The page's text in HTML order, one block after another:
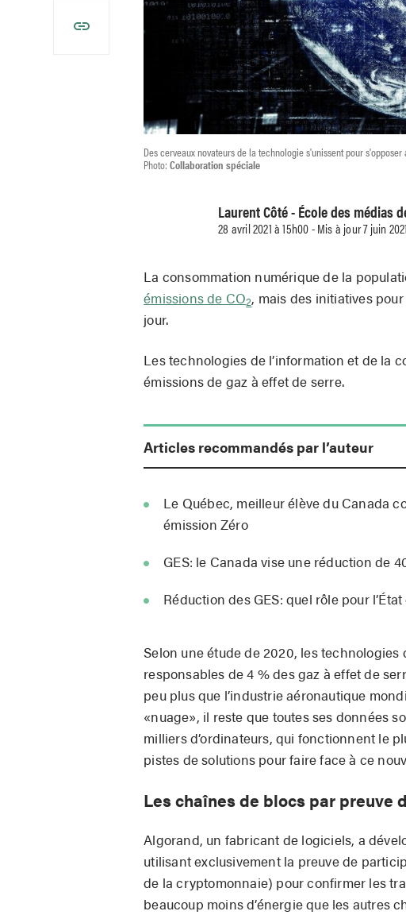
Des cerveaux novateurs de la technologie s'unissent pour
Photo:Collaboration spéciale
Laurent Côté - École des médias
28 avril 2021 à 15h00 - Mis à jour 7 juin
La consommation numérique de la
émissions de CO2, mais des initiatives
jour.
Les technologies de l’information et de la
émissions de gaz à effet de serre.
Articles recommandés par l’auteur
Le Québec, meilleur élève du Canada
émission Zéro
GES: le Canada vise une réduction de
Réduction des GES: quel rôle pour
Selon une étude de 2020, les
responsables de 4 % des gaz à effet de
peu plus que l’industrie aéronautique
«nuage», il reste que toutes ses données
milliers d’ordinateurs, qui fonctionnent le
pistes de solutions pour faire face à ce
Les chaînes de blocs par preuve
Algorand, un fabricant de logiciels, a
utilisant exclusivement la preuve de
de la cryptomonnaie) pour confirmer les
beaucoup moins d’énergie que les autres